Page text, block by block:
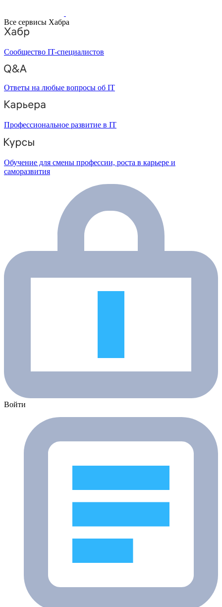
Все сервисы Хабра
Сообщество IT-специалистов
Ответы на любые вопросы об IT
Профессиональное развитие в IT
Обучение для смены профессии, роста в карьере и
саморазвития
Войти